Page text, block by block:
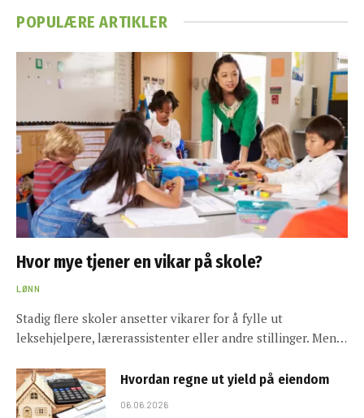
POPULÆRE ARTIKLER
Hvor mye tjener en vikar på skole?
LØNN
Stadig flere skoler ansetter vikarer for å fylle ut
leksehjelpere, lærerassistenter eller andre stillinger. Men…
Hvordan regne ut yield på eiendom
06.06.2026